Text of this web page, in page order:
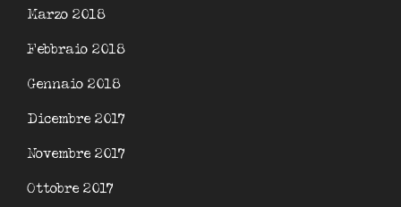
Marzo 2018
Febbraio 2018
Gennaio 2018
Dicembre 2017
Novembre 2017
Ottobre 2017